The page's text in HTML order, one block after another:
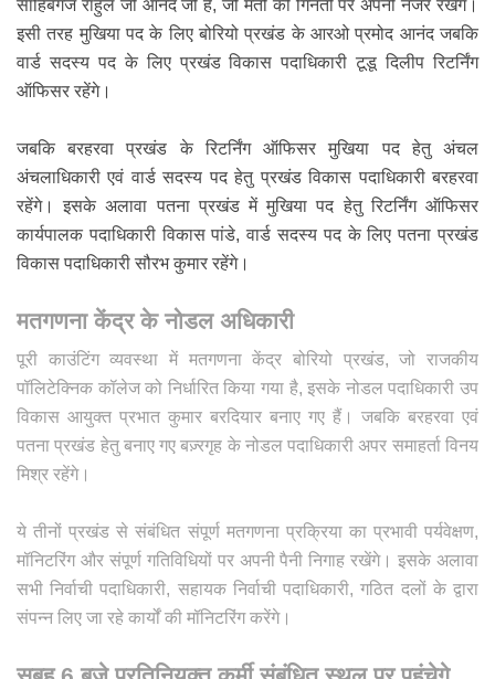
साहिबगंज राहुल जी आनंद जी हैं, जो मतों की गिनती पर अपनी नजर रखेंगे।
इसी तरह मुखिया पद के लिए बोरियो प्रखंड के आरओ प्रमोद आनंद जबकि
वार्ड सदस्य पद के लिए प्रखंड विकास पदाधिकारी टूडू दिलीप रिटर्निंग
ऑफिसर रहेंगे।
जबकि बरहरवा प्रखंड के रिटर्निंग ऑफिसर मुखिया पद हेतु अंचल
अंचलाधिकारी एवं वार्ड सदस्य पद हेतु प्रखंड विकास पदाधिकारी बरहरवा
रहेंगे। इसके अलावा पतना प्रखंड में मुखिया पद हेतु रिटर्निंग ऑफिसर
कार्यपालक पदाधिकारी विकास पांडे, वार्ड सदस्य पद के लिए पतना प्रखंड
विकास पदाधिकारी सौरभ कुमार रहेंगे।
मतगणना केंद्र के नोडल अधिकारी
पूरी काउंटिंग व्यवस्था में मतगणना केंद्र बोरियो प्रखंड, जो राजकीय
पॉलिटेक्निक कॉलेज को निर्धारित किया गया है, इसके नोडल पदाधिकारी उप
विकास आयुक्त प्रभात कुमार बरदियार बनाए गए हैं। जबकि बरहरवा एवं
पतना प्रखंड हेतु बनाए गए बज़्रगृह के नोडल पदाधिकारी अपर समाहर्ता विनय
मिश्र रहेंगे।
ये तीनों प्रखंड से संबंधित संपूर्ण मतगणना प्रक्रिया का प्रभावी पर्यवेक्षण,
मॉनिटरिंग और संपूर्ण गतिविधियों पर अपनी पैनी निगाह रखेंगे। इसके अलावा
सभी निर्वाची पदाधिकारी, सहायक निर्वाची पदाधिकारी, गठित दलों के द्वारा
संपन्न लिए जा रहे कार्यों की मॉनिटरिंग करेंगे।